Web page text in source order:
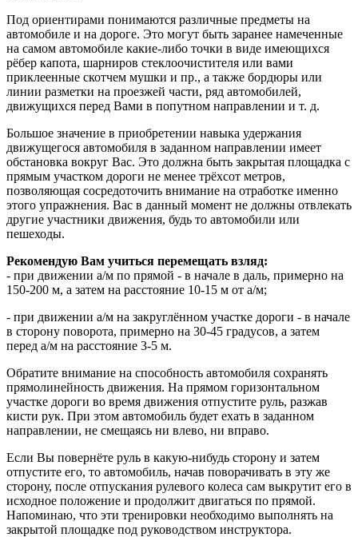
Под ориентирами понимаются различные предметы на
автомобиле и на дороге. Это могут быть заранее намеченные
на самом автомобиле какие-либо точки в виде имеющихся
рёбер капота, шарниров стеклоочистителя или вами
приклеенные скотчем мушки и пр., а также бордюры или
линии разметки на проезжей части, ряд автомобилей,
движущихся перед Вами в попутном направлении и т. д.
Большое значение в приобретении навыка удержания
движущегося автомобиля в заданном направлении имеет
обстановка вокруг Вас. Это должна быть закрытая площадка с
прямым участком дороги не менее трёхсот метров,
позволяющая сосредоточить внимание на отработке именно
этого упражнения. Вас в данный момент не должны отвлекать
другие участники движения, будь то автомобили или
пешеходы.
Рекомендую Вам учиться перемещать взляд:
- при движении а/м по прямой - в начале в даль, примерно на
150-200 м, а затем на расстояние 10-15 м от а/м;
- при движении а/м на закруглённом участке дороги - в начале
в сторону поворота, примерно на 30-45 градусов, а затем
перед а/м на расстояние 3-5 м.
Обратите внимание на способность автомобиля сохранять
прямолинейность движения. На прямом горизонтальном
участке дороги во время движения отпустите руль, разжав
кисти рук. При этом автомобиль будет ехать в заданном
направлении, не смещаясь ни влево, ни вправо.
Если Вы повернёте руль в какую-нибудь сторону и затем
отпустите его, то автомобиль, начав поворачивать в эту же
сторону, после отпускания рулевого колеса сам выкрутит его в
исходное положение и продолжит двигаться по прямой.
Напоминаю, что эти тренировки необходимо выполнять на
закрытой площадке под руководством инструктора.